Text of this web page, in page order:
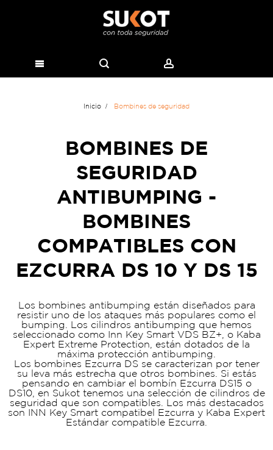
Inicio Bombines de seguridad
BOMBINES DE
SEGURIDAD
ANTIBUMPING -
BOMBINES
COMPATIBLES CON
EZCURRA DS 10 Y DS 15
Los bombines antibumping están diseñados para
resistir uno de los ataques más populares como el
bumping. Los cilindros antibumping que hemos
seleccionado como Inn Key Smart VDS BZ+, o Kaba
Expert Extreme Protection, están dotados de la
máxima protección antibumping.
Los bombines Ezcurra DS se caracterizan por tener
su leva más estrecha que otros bombines. Si estás
pensando en cambiar el bombín Ezcurra DS15 o
DS10, en Sukot tenemos una selección de cilindros de
seguridad que son compatibles. Los más destacados
son INN Key Smart compatibel Ezcurra y Kaba Expert
Estándar compatible Ezcurra.